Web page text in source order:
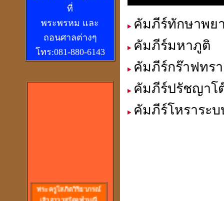
ที่
พระพรหม และ
ถอนศาลต่างๆ
โทร:081-880-6143
พระครูโสภิตวิริยาภรณ์
เจ้าอาวาสวัดจุฬามณี
คัมภีร์ทักษาพย
คัมภีร์มหาภูติ
คัมภีร์กร๊าฟทรา
คัมภีร์ปรัชญาโ
คัมภีร์โหราระบ